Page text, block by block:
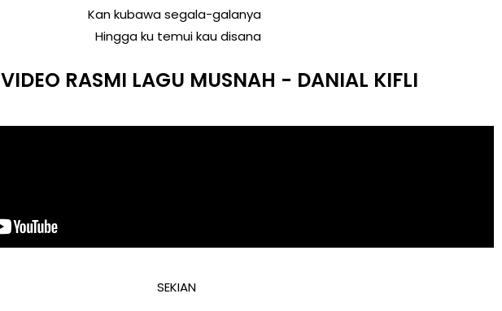
Kan kubawa segala-galanya
Hingga ku temui kau disana
RASMI LAGU MUSNAH - DANIAL KIFLI
SEKIAN